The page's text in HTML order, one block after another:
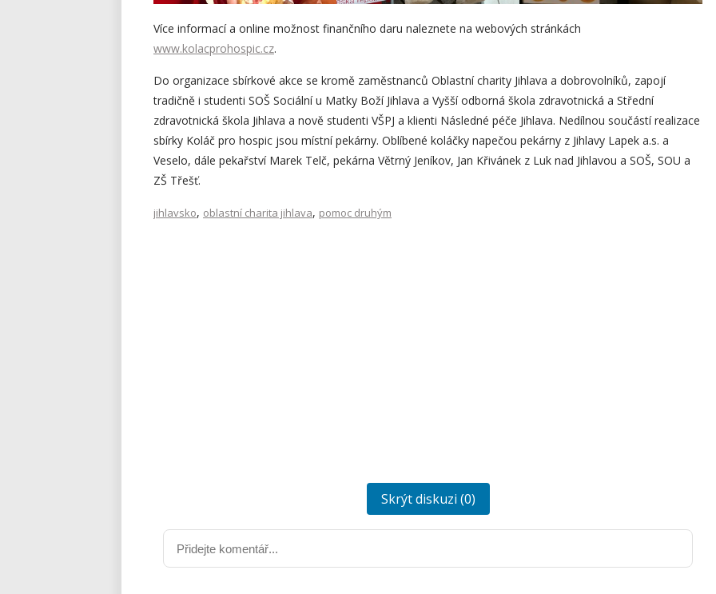
Více informací a online možnost finančního daru naleznete na webových stránkách
www.kolacprohospic.cz.
Do organizace sbírkové akce se kromě zaměstnanců Oblastní charity Jihlava a dobrovolníků, zapojí
tradičně i studenti SOŠ Sociální u Matky Boží Jihlava a Vyšší odborná škola zdravotnická a Střední
zdravotnická škola Jihlava a nově studenti VŠPJ a klienti Následné péče Jihlava. Nedílnou součástí realizace
sbírky Koláč pro hospic jsou místní pekárny. Oblíbené koláčky napečou pekárny z Jihlavy Lapek a.s. a
Veselo, dále pekařství Marek Telč, pekárna Větrný Jeníkov, Jan Křivánek z Luk nad Jihlavou a SOŠ, SOU a
ZŠ Třešť.
jihlavsko, oblastní charita jihlava, pomoc druhým
Skrýt diskuzi (0)